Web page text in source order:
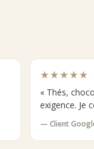
★★★★★
« Thés,
exigence. Je
— Client